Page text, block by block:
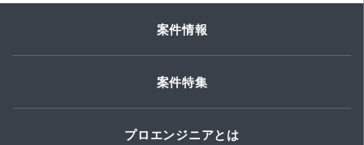
案件情報
案件特集
プロエンジニアとは